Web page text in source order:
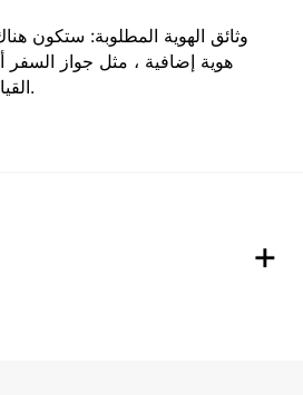
وثائق الهوية المطلوبة: ستكون
هوية إضافية ، مثل جواز السفر
القيادة وحدها ليست كافية.